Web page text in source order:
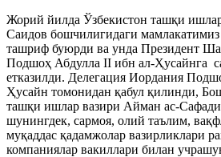
Жорий йилда Ўзбекистон ташқи
Саидов бошчилигидаги
ташриф буюрди ва унда Президент
Подшоҳ Абдулла II ибн ал-Ҳусайнга
етказилди. Делегация Иордания
Ҳусайн томонидан қабул қилинди,
ташқи ишлар вазири Айман ас-
шунингдек, сармоя, олий таълим,
муқаддас қадамжолар вазирликлари
компаниялар вакиллари билан